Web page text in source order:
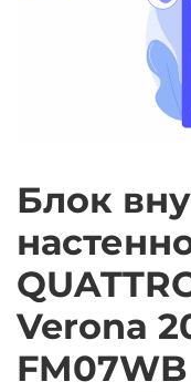
Блок
Verona
FM07WB